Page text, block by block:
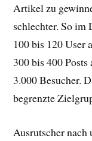
Artikel zu
schlechter. So im
100 bis 120 User
300 bis 400
3.000 Besucher.
begrenzte
Ausrutscher nach